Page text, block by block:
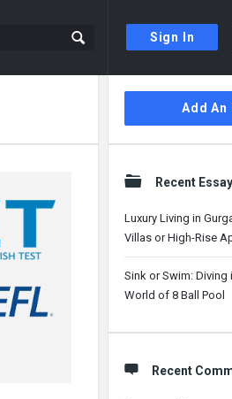
Sign In
Sidebar
Add An
Recent
Luxury Living in
Villas or High-Rise
Sink or Swim: Diving
World of 8 Ball Pool
Recent